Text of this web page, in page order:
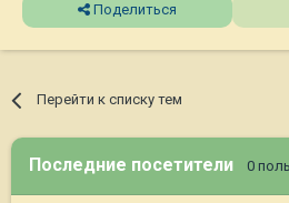
Поделиться
Перейти к списку тем
Последние посетители 0